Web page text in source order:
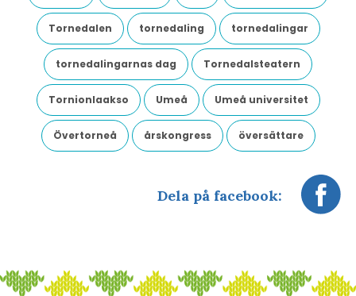
Tornedalen tornedaling tornedalingar
tornedalingarnas dag Tornedalsteatern
Tornionlaakso Umeå Umeå universitet
Övertorneå årskongress översättare
Dela på facebook: